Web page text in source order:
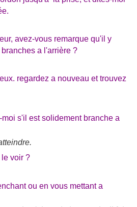
avez-vous remarque qu'il y
a l'arrière ?
regardez a nouveau et trouvez
s'il est solidement branche a
voir ?
ou en vous mettant a